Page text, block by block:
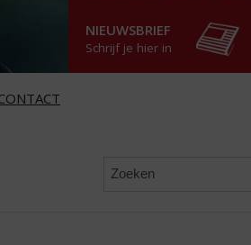
NIEUWSBRIEF
Schrijf je hier in